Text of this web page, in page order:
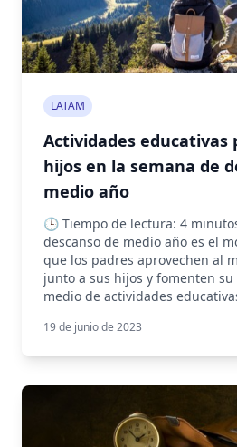
LATAM
Actividades educativas
hijos en la semana de
medio año
🕒 Tiempo de lectura: 4
descanso de medio año es el
que los padres aprovechen al
junto a sus hijos y fomenten
medio de actividades
19 de junio de 2023